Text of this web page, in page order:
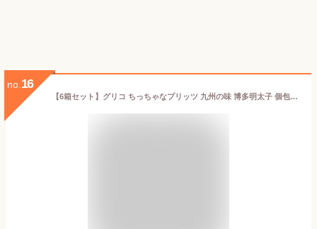
no. 16
【6箱セット】グリコ ちっちゃなプリッツ 九州の味 博多明太子 個包装 1箱23g